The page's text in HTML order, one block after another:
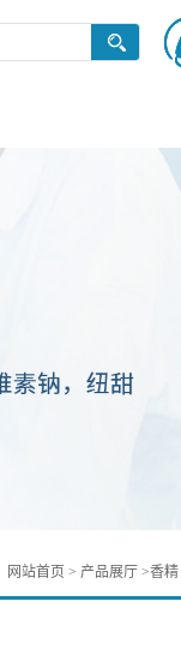
网站首页 > 产品展厅 >香精